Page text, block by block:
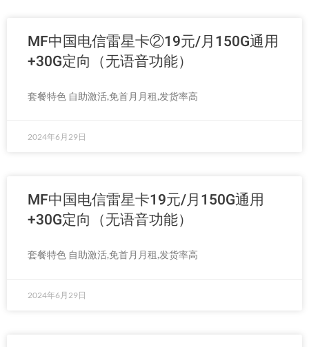
MF中国电信雷星卡②19元/月150G通用
+30G定向（无语音功能）
套餐特色 自助激活,免首月月租,发货率高
2024年6月29日
MF中国电信雷星卡19元/月150G通用
+30G定向（无语音功能）
套餐特色 自助激活,免首月月租,发货率高
2024年6月29日